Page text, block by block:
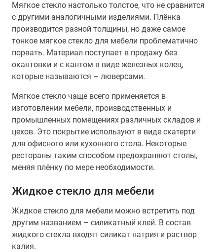
Мягкое стекло настолько толстое, что не сравнится
с другими аналогичными изделиями. Плёнка
производится разной толщины, но даже самое
тонкое мягкое стекло для мебели проблематично
порвать. Материал поступает в продажу без
окантовки и с кантом в виде железных колец,
которые называются – люверсами.
Мягкое стекло чаще всего применяется в
изготовлении мебели, производственных и
промышленных помещениях различных складов и
цехов. Это покрытие используют в виде скатерти
для офисного или кухонного стола. Некоторые
рестораны таким способом предохраняют столы,
меняя плёнку по мере необходимости.
Жидкое стекло для мебели
Жидкое стекло для мебели можно встретить под
другим названием – силикатный клей. В состав
жидкого стекла входят силикат натрия и раствор
калия.